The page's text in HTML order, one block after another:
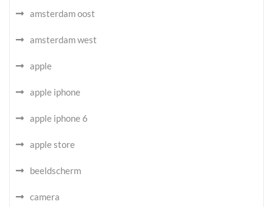
amsterdam oost
amsterdam west
apple
apple iphone
apple iphone 6
apple store
beeldscherm
camera